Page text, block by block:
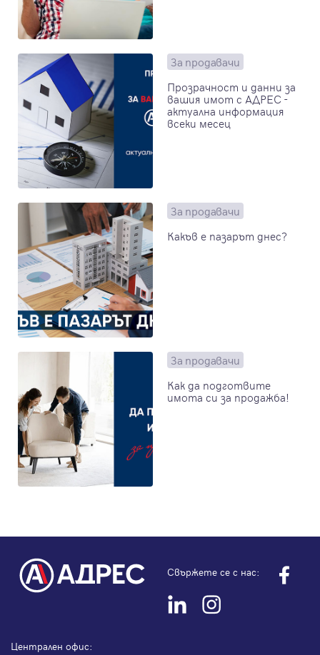
За продавачи
Прозрачност и данни за
вашия имот с АДРЕС -
актуална информация
всеки месец
За продавачи
Какъв е пазарът днес?
За продавачи
Как да подготвите
имота си за продажба!
Свържете се с нас:
Централен офис: